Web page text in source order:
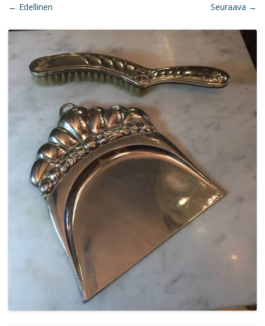
← Edellinen Seuraava →